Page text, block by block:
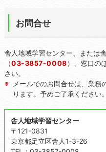
お問合せ
舎人地域学習センター、または
（03-3857-0008）、窓口の
さい。
メールでのお問合せは、業務
ります。予めご了承ください。
舎人地域学習センター
〒121-0831
東京都足立区舎人1-3-26